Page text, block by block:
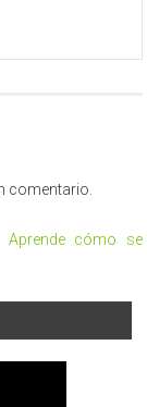
comentario.
Aprende cómo se